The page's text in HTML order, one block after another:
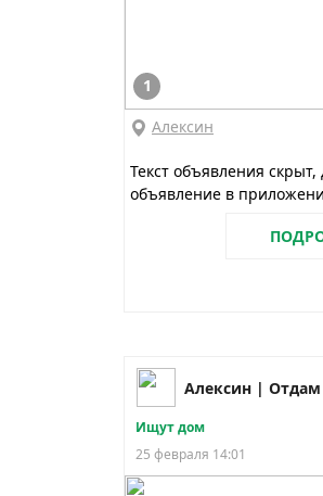
1
Алексин
Текст объявления
объявление в
Алексин |
Ищут дом
25 февраля 14:01